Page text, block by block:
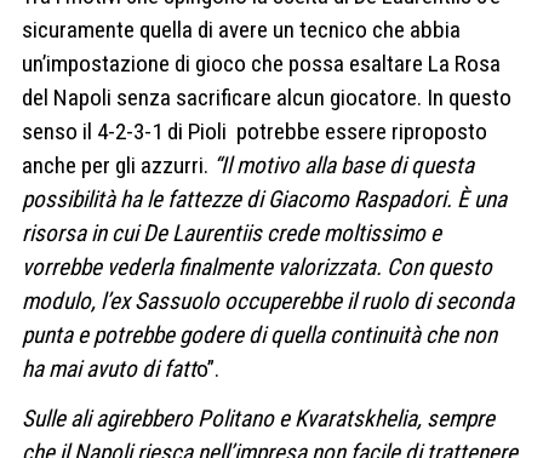
sicuramente quella di avere un tecnico che abbia
un’impostazione di gioco che possa esaltare La Rosa
del Napoli senza sacrificare alcun giocatore. In questo
senso il 4-2-3-1 di Pioli potrebbe essere riproposto
anche per gli azzurri. “Il motivo alla base di questa
possibilità ha le fattezze di Giacomo Raspadori. È una
risorsa in cui De Laurentiis crede moltissimo e
vorrebbe vederla finalmente valorizzata. Con questo
modulo, l’ex Sassuolo occuperebbe il ruolo di seconda
punta e potrebbe godere di quella continuità che non
ha mai avuto di fatto”.
Sulle ali agirebbero Politano e Kvaratskhelia, sempre